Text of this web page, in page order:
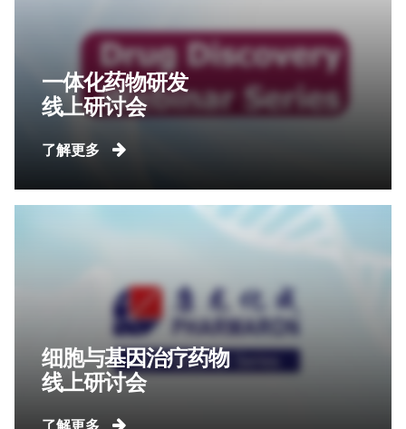
一体化药物研发
线上研讨会
了解更多
细胞与基因治疗药物
线上研讨会